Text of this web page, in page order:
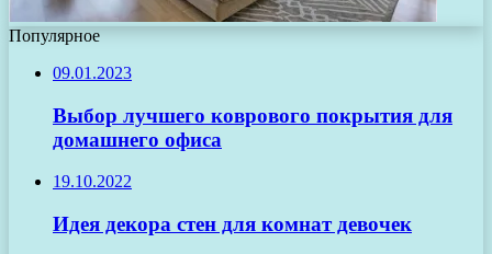
Популярное
09.01.2023
Выбор лучшего коврового покрытия для
домашнего офиса
19.10.2022
Идея декора стен для комнат девочек